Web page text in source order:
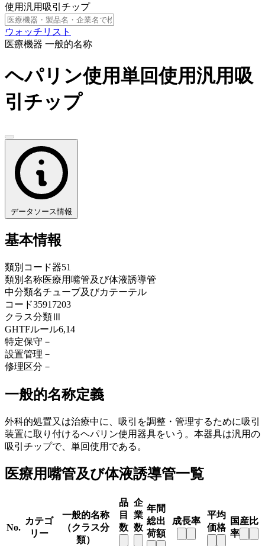
使用汎用吸引チップ
ウォッチリスト
医療機器 一般的名称
ヘパリン使用単回使用汎用吸
引チップ
データソース情報
基本情報
類別コード器51
類別名称医療用嘴管及び体液誘導管
中分類名チューブ及びカテーテル
コード35917203
クラス分類Ⅲ
GHTFルール6,14
特定保守 －
設置管理 －
修理区分 －
一般的名称定義
外科的処置又は治療中に、吸引を調整・管理するために吸引
装置に取り付けるヘパリン使用器具をいう。本器具は汎用の
吸引チップで、単回使用である。
医療用嘴管及び体液誘導管一覧
No.
カテゴ
リー
一般的名称
（クラス分
類）
品
目
数
企
業
数
年間
総出
荷額
成長率
平均
価格
国産比
率